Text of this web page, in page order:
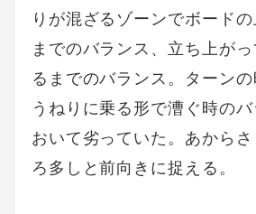
りが混ざるゾーンでボード
までのバランス、立ち上が
るまでのバランス。ターンの
うねりに乗る形で漕ぐ時の
おいて劣っていた。あから
ろ多しと前向きに捉える。